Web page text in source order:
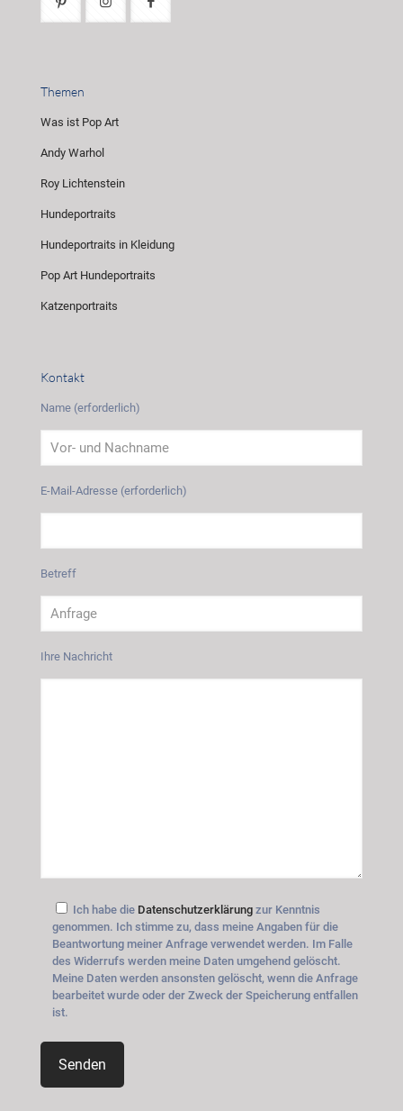
Themen
Was ist Pop Art
Andy Warhol
Roy Lichtenstein
Hundeportraits
Hundeportraits in Kleidung
Pop Art Hundeportraits
Katzenportraits
Kontakt
Name (erforderlich)
E-Mail-Adresse (erforderlich)
Betreff
Ihre Nachricht
Ich habe die Datenschutzerklärung zur Kenntnis
genommen. Ich stimme zu, dass meine Angaben für die
Beantwortung meiner Anfrage verwendet werden. Im Falle
des Widerrufs werden meine Daten umgehend gelöscht.
Meine Daten werden ansonsten gelöscht, wenn die Anfrage
bearbeitet wurde oder der Zweck der Speicherung entfallen
ist.